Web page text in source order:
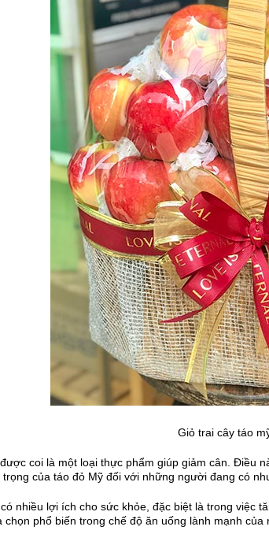
Giỏ trai cây táo
coi là một loại thực phẩm giúp giảm cân. Điều
của táo đỏ Mỹ đối với những người đang có
nhiều lợi ích cho sức khỏe, đặc biệt là trong
phổ biến trong chế độ ăn uống lành mạnh